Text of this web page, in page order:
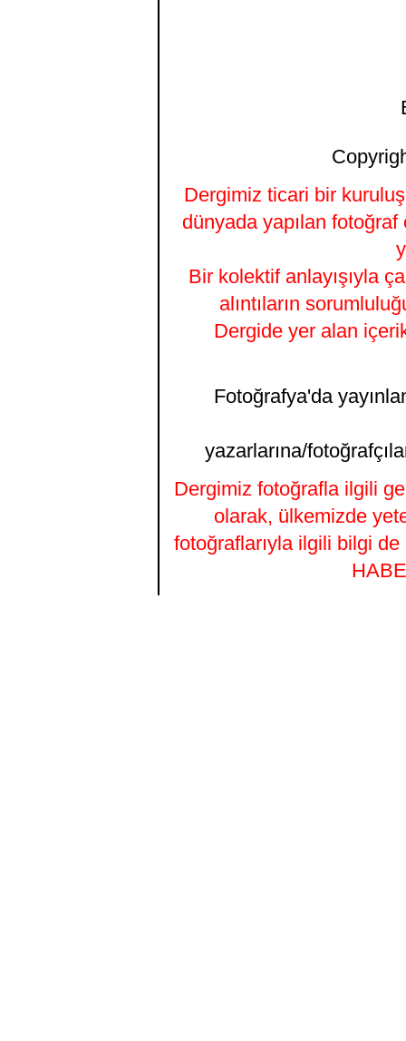
Dergimiz ticari bir kuruluş
dünyada yapılan fotoğraf
Bir kolektif anlayışıyla
alıntıların
Dergide yer alan
Fotoğrafya'da
yazarlarına/
Dergimiz fotoğrafla ilgili
olarak, ülkemizde
fotoğraflarıyla ilgili bilgi